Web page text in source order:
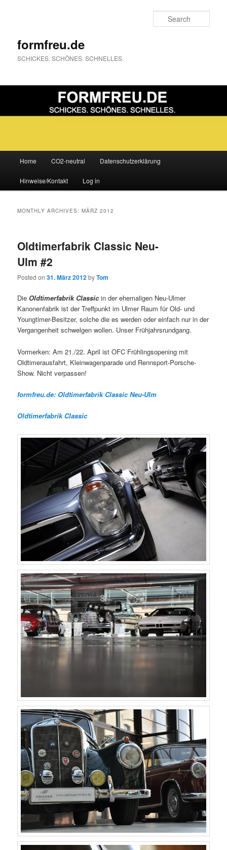
formfreu.de
SCHICKES. SCHÖNES. SCHNELLES.
Skip
to
Skip
to
Home CO2-neutral Datenschutzerklärung
Hinweise/Kontakt Log in
MONTHLY ARCHIVES:MÄRZ 2012
Oldtimerfabrik Classic Neu-
Ulm #2
Posted on31. März 2012byTom
Die Oldtimerfabrik Classicin der ehemaligen Neu-Ulmer
Kanonenfabrik ist der Treffpunkt im Ulmer Raum für Old- und
Youngtimer-Besitzer, solche die es werden oder einfach nur in der
Vergangenheit schwelgen wollen. Unser Frühjahrsrundgang.
Vormerken: Am 21./22. April ist OFC Frühlingsopening mit
Oldtimerausfahrt, Kleinwagenparade und Rennsport-Porsche-
Show. Nicht verpassen!
formfreu.de: Oldtimerfabrik Classic Neu-Ulm
Oldtimerfabrik Classic